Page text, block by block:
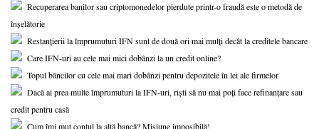
Recuperarea banilor sau criptomonedelor pierdute printr-o fraudă este o metodă de
înșelătorie
Restanțierii la împrumuturi IFN sunt de două ori mai mulți decât la creditele bancare
Care IFN-uri au cele mai mici dobânzi la un credit online?
Topul băncilor cu cele mai mari dobânzi pentru depozitele în lei ale firmelor
Dacă ai prea multe împrumuturi la IFN-uri, riști să nu mai poți face refinanțare sau
credit pentru casă
Cum îmi mut contul la altă bancă? Misiune imposibilă!